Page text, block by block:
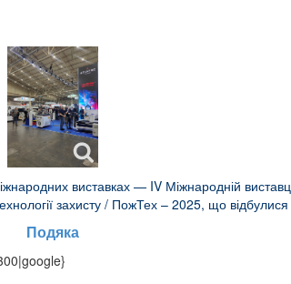
виставках — IV Міжнародній
захисту / ПожТех – 2025, що
Подяка